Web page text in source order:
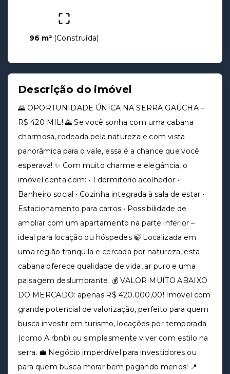
96 m² (Construída)
Descrição do imóvel
🌄 OPORTUNIDADE ÚNICA NA SERRA GAÚCHA –
R$ 420 MIL! 🌄 Se você sonha com uma cabana
charmosa, rodeada pela natureza e com vista
panorâmica para o vale, essa é a chance que você
esperava! ✨ Com muito charme e elegância, o
imóvel conta com: • 1 dormitório acolhedor •
Banheiro social • Cozinha integrada à sala de estar •
Estacionamento para carros • Possibilidade de
ampliar com um apartamento na parte inferior –
ideal para locação ou hóspedes 🍃 Localizada em
uma região tranquila e cercada por natureza, esta
cabana oferece qualidade de vida, ar puro e uma
paisagem deslumbrante. 💰 VALOR MUITO ABAIXO
DO MERCADO: apenas R$ 420.000,00! Imóvel com
grande potencial de valorização, perfeito para quem
busca investir em turismo, locações por temporada
(como Airbnb) ou simplesmente viver com estilo na
serra. 💼 Negócio imperdível para investidores ou
para quem busca morar bem pagando menos! 📍